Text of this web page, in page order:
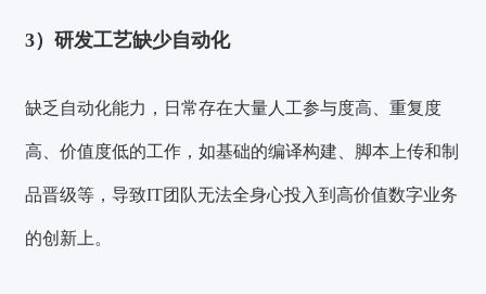
3）研发工艺缺少自动化
缺乏自动化能力，日常存在大量人工参与度高、重复度
高、价值度低的工作，如基础的编译构建、脚本上传和制
品晋级等，导致IT团队无法全身心投入到高价值数字业务
的创新上。